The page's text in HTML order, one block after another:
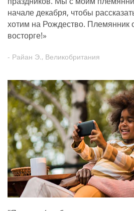
начале декабря, чтобы
хотим на Рождество. Племянник
восторге!»
- Райан Э., Великобритания